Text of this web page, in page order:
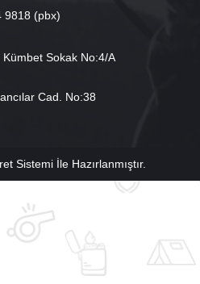
9818 (pbx)
Sokak No:4/A
Cad. No:38
Sistemiİle Hazırlanmıştır.